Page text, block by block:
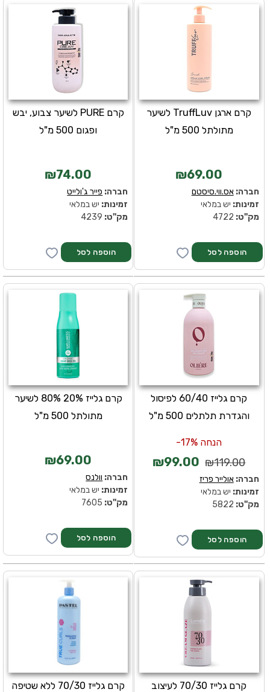
קרם PURE לשיער צבוע, יבש
ופגום 500 מ"ל
₪74.00
חברה: פייר ג'ולייט
זמינות: יש במלאי
מק''ט:
קרם ארגן TruffLuv לשיער
מתולתל 500 מ"ל
₪69.00
חברה:אס.ווי.סיסטם
זמינות: יש במלאי
מק''ט:
קרם גלייז 20% 80% לשיער
מתולתל 500 מ"ל
₪69.00
חברה: וולנס
זמינות: יש במלאי
מק''ט:
קרם גלייז 60/40 לפיסול
והגדרת תלתלים 500 מ"ל
הנחה 17%-
₪119.00
₪99.00
חברה:אולייר פריז
זמינות: יש במלאי
מק''ט:
קרם גלייז 70/30 ללא שטיפה
קרם גלייז 70/30 לעיצוב